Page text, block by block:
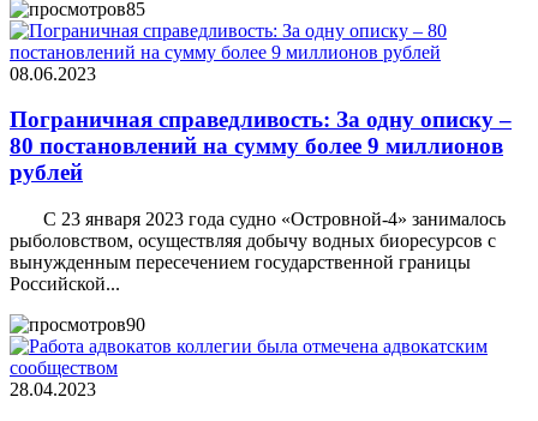
85
08.06.2023
Пограничная справедливость: За одну описку –
80 постановлений на сумму более 9 миллионов
рублей
С 23 января 2023 года судно «Островной-4» занималось
рыболовством, осуществляя добычу водных биоресурсов с
вынужденным пересечением государственной границы
Российской...
90
28.04.2023